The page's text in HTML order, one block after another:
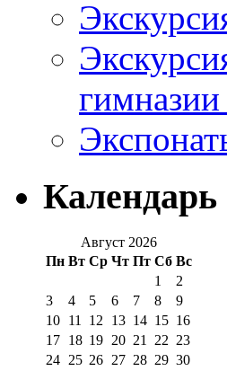
Календарь
Август 2026
Пн Вт Ср Чт Пт Сб Вс
1
2
3
4 5 6 7 8
9
10 11 12 13 14 15 16
17 18 19 20 21 22 23
24 25 26 27 28 29 30